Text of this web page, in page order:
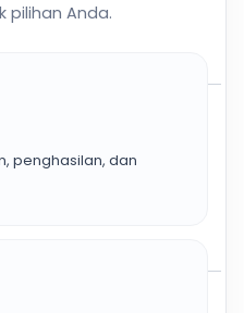
pilihan Anda.
penghasilan, dan